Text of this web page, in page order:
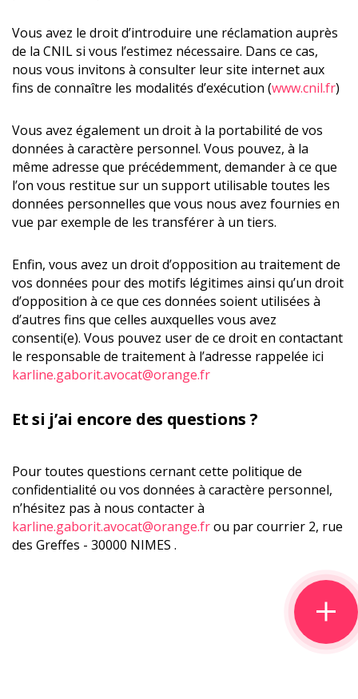
phone
mail
Vous avez le droit d’introduire une réclamation auprès
de la CNIL si vous l’estimez nécessaire. Dans ce cas,
nous vous invitons à consulter leur site internet aux
fins de connaître les modalités d’exécution (www.cnil.fr)
Vous avez également un droit à la portabilité de vos
données à caractère personnel. Vous pouvez, à la
même adresse que précédemment, demander à ce que
l’on vous restitue sur un support utilisable toutes les
données personnelles que vous nous avez fournies en
vue par exemple de les transférer à un tiers.
Enfin, vous avez un droit d’opposition au traitement de
vos données pour des motifs légitimes ainsi qu’un droit
d’opposition à ce que ces données soient utilisées à
d’autres fins que celles auxquelles vous avez
consenti(e). Vous pouvez user de ce droit en contactant
le responsable de traitement à l’adresse rappelée ici
karline.gaborit.avocat@orange.fr
Et si j’ai encore des questions ?
Pour toutes questions cernant cette politique de
confidentialité ou vos données à caractère personnel,
n’hésitez pas à nous contacter à
karline.gaborit.avocat@orange.frou par courrier 2, rue
des Greffes - 30000 NIMES .